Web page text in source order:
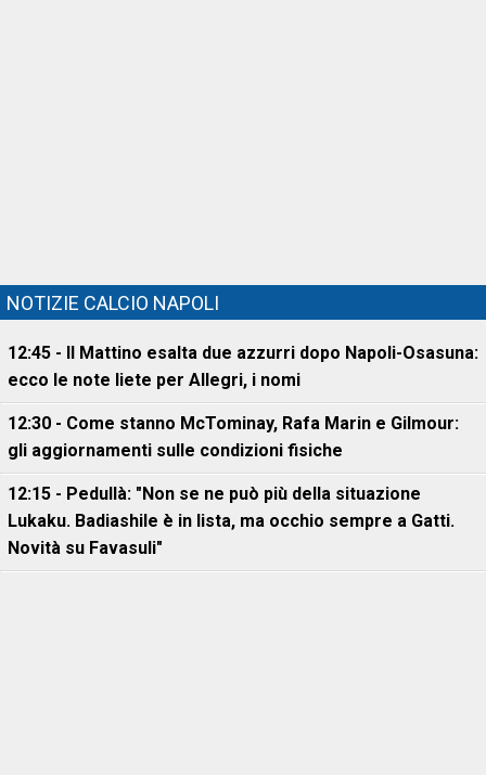
NOTIZIE CALCIO NAPOLI
12:45 - Il Mattino esalta due azzurri dopo Napoli-Osasuna:
ecco le note liete per Allegri, i nomi
12:30 - Come stanno McTominay, Rafa Marin e Gilmour:
gli aggiornamenti sulle condizioni fisiche
12:15 - Pedullà: "Non se ne può più della situazione
Lukaku. Badiashile è in lista, ma occhio sempre a Gatti.
Novità su Favasuli"